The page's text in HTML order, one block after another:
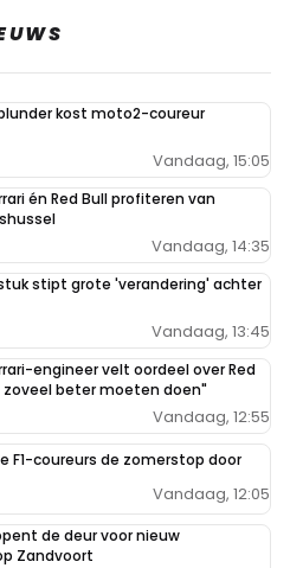
kost moto2-coureur
Vandaag, 15:05
én Red Bull profiteren van
Vandaag, 14:35
stipt grote 'verandering' achter
Vandaag, 13:45
engineer velt oordeel over Red
zoveel beter moeten doen"
Vandaag, 12:55
F1-coureurs de zomerstop door
Vandaag, 12:05
de deur voor nieuw
Zandvoort